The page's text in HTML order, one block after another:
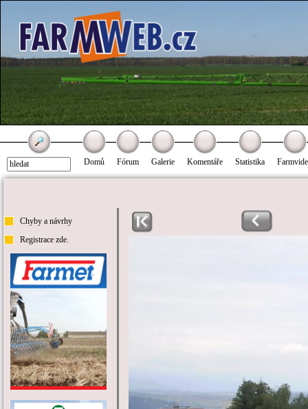
Domů Fórum Galerie Komentáře Statistika
Chyby a návrhy
Registrace zde.